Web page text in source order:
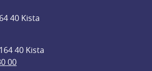
40 Kista
40 Kista
00